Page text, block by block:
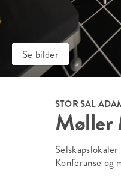
Se bilder
STOR SAL
Møller
Selskapslokaler
Konferanse og